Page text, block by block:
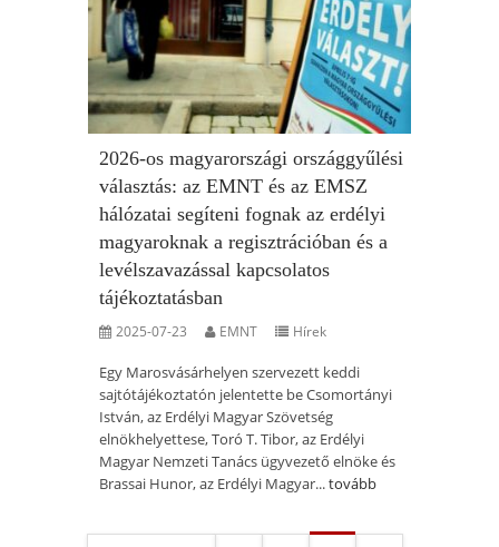
2026-os magyarországi országgyűlési
választás: az EMNT és az EMSZ
hálózatai segíteni fognak az erdélyi
magyaroknak a regisztrációban és a
levélszavazással kapcsolatos
tájékoztatásban
2025-07-23 EMNT Hírek
Egy Marosvásárhelyen szervezett keddi
sajtótájékoztatón jelentette be Csomortányi
István, az Erdélyi Magyar Szövetség
elnökhelyettese, Toró T. Tibor, az Erdélyi
Magyar Nemzeti Tanács ügyvezető elnöke és
Brassai Hunor, az Erdélyi Magyar...tovább